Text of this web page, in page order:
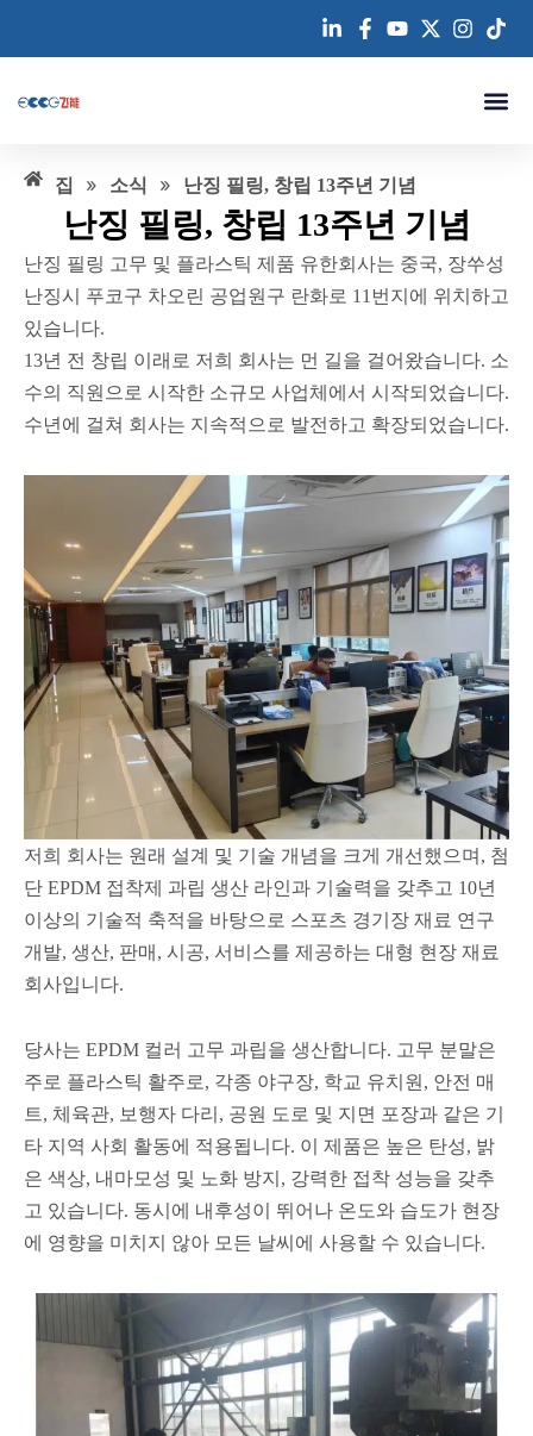
집 » 소식 » 난징 필링, 창립 13주년 기념
난징 필링, 창립 13주년 기념
난징 필링 고무 및 플라스틱 제품 유한회사는 중국, 장쑤성
난징시 푸코구 차오린 공업원구 란화로 11번지에 위치하고
있습니다.
13년 전 창립 이래로 저희 회사는 먼 길을 걸어왔습니다. 소
수의 직원으로 시작한 소규모 사업체에서 시작되었습니다.
수년에 걸쳐 회사는 지속적으로 발전하고 확장되었습니다.
저희 회사는 원래 설계 및 기술 개념을 크게 개선했으며, 첨
단 EPDM 접착제 과립 생산 라인과 기술력을 갖추고 10년
이상의 기술적 축적을 바탕으로 스포츠 경기장 재료 연구
개발, 생산, 판매, 시공, 서비스를 제공하는 대형 현장 재료
회사입니다.
당사는 EPDM 컬러 고무 과립을 생산합니다. 고무 분말은
주로 플라스틱 활주로, 각종 야구장, 학교 유치원, 안전 매
트, 체육관, 보행자 다리, 공원 도로 및 지면 포장과 같은 기
타 지역 사회 활동에 적용됩니다. 이 제품은 높은 탄성, 밝
은 색상, 내마모성 및 노화 방지, 강력한 접착 성능을 갖추
고 있습니다. 동시에 내후성이 뛰어나 온도와 습도가 현장
에 영향을 미치지 않아 모든 날씨에 사용할 수 있습니다.